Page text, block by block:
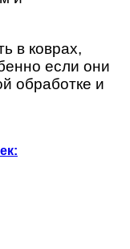
в коврах,
если они
обработке и